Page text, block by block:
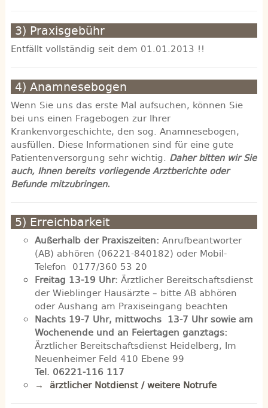
3) Praxisgebühr
Entfällt vollständig seit dem 01.01.2013 !!
4) Anamnesebogen
Wenn Sie uns das erste Mal aufsuchen, können Sie
bei uns einen Fragebogen zur Ihrer
Krankenvorgeschichte, den sog. Anamnesebogen,
ausfüllen. Diese Informationen sind für eine gute
Patientenversorgung sehr wichtig. Daher bitten wir Sie
auch, Ihnen bereits vorliegende Arztberichte oder
Befunde mitzubringen.
5) Erreichbarkeit
Außerhalb der Praxiszeiten: Anrufbeantworter
(AB) abhören (06221-840182) oder Mobil-
Telefon 0177/360 53 20
Freitag 13-19 Uhr: Ärztlicher Bereitschaftsdienst
der Wieblinger Hausärzte – bitte AB abhören
oder Aushang am Praxiseingang beachten
Nachts 19-7 Uhr, mittwochs 13-7 Uhr sowie am
Wochenende und an Feiertagen ganztags:
Ärztlicher Bereitschaftsdienst Heidelberg, Im
Neuenheimer Feld 410 Ebene 99
Tel. 06221-116 117
→ ärztlicher Notdienst / weitere Notrufe